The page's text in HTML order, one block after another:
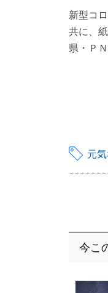
新型コ
共に、
県・Ｐ
元
今こ